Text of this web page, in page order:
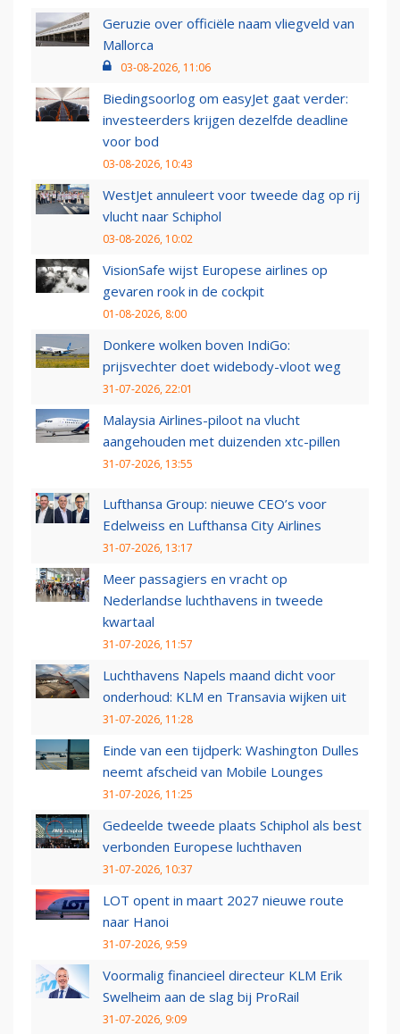
Geruzie over officiële naam vliegveld van
Mallorca
03-08-2026, 11:06
Biedingsoorlog om easyJet gaat verder:
investeerders krijgen dezelfde deadline
voor bod
03-08-2026, 10:43
WestJet annuleert voor tweede dag op rij
vlucht naar Schiphol
03-08-2026, 10:02
VisionSafe wijst Europese airlines op
gevaren rook in de cockpit
01-08-2026, 8:00
Donkere wolken boven IndiGo:
prijsvechter doet widebody-vloot weg
31-07-2026, 22:01
Malaysia Airlines-piloot na vlucht
aangehouden met duizenden xtc-pillen
31-07-2026, 13:55
Lufthansa Group: nieuwe CEO’s voor
Edelweiss en Lufthansa City Airlines
31-07-2026, 13:17
Meer passagiers en vracht op
Nederlandse luchthavens in tweede
kwartaal
31-07-2026, 11:57
Luchthavens Napels maand dicht voor
onderhoud: KLM en Transavia wijken uit
31-07-2026, 11:28
Einde van een tijdperk: Washington Dulles
neemt afscheid van Mobile Lounges
31-07-2026, 11:25
Gedeelde tweede plaats Schiphol als best
verbonden Europese luchthaven
31-07-2026, 10:37
LOT opent in maart 2027 nieuwe route
naar Hanoi
31-07-2026, 9:59
Voormalig financieel directeur KLM Erik
Swelheim aan de slag bij ProRail
31-07-2026, 9:09